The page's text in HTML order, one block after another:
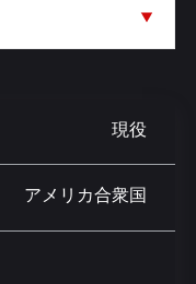
現役
アメリカ合衆国